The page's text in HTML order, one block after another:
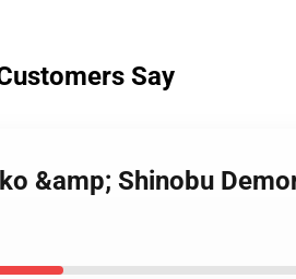
Say
&amp; Shinobu